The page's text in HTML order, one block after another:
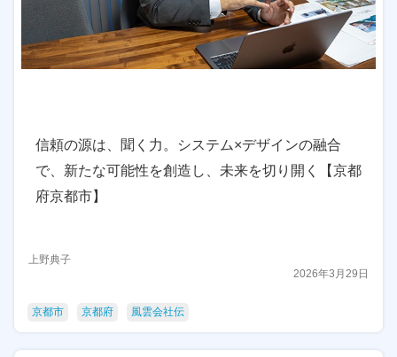
信頼の源は、聞く力。システム×デザインの融合
で、新たな可能性を創造し、未来を切り開く【京都
府京都市】
上野典子
2026年3月29日
京都市 京都府 風雲会社伝